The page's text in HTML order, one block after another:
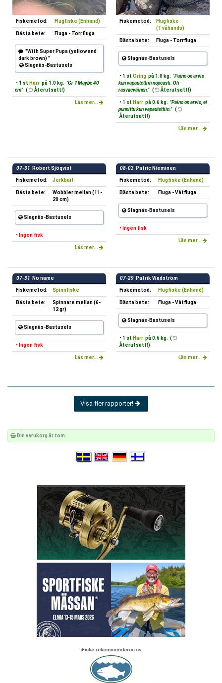
Fiskemetod: Flugfiske (Enhand)
Bästa bete: Fluga - Torrfluga
"With Super Pupa (yellow and
dark brown) "
Slagnäs-Bastusels
• 1 st Harr på 1.0 kg. "Gr ? Maybe 40
cm" ( Återutsatt!)
Läs mer...
Fiskemetod:
Flugfiske
(Tvåhands)
Bästa bete: Fluga - Torrfluga
Slagnäs-Bastusels
• 1 st Öring på 1.0 kg. "Paino on arvio
kun vapautettiin nopeasti. Oli
rasvaeväinen." ( Återutsatt!)
• 1 st Harr på 0.6 kg. "Paino on arvio, ei
punnittu kun vapautettiin." (
Återutsatt!)
Läs mer...
07-31 Robert Sjöqvist
Fiskemetod: Jerkbait
Bästa bete:
Wobbler mellan (11-
20 cm)
Slagnäs-Bastusels
• Ingen fisk
Läs mer...
08-03 Patric Nieminen
Fiskemetod: Flugfiske (Enhand)
Bästa bete: Fluga - Våtfluga
Slagnäs-Bastusels
• Ingen fisk
Läs mer...
07-31 No name
Fiskemetod: Spinnfiske
Bästa bete:
Spinnare mellan (6-
12 gr)
Slagnäs-Bastusels
• Ingen fisk
Läs mer...
07-29 Patrik Wadström
Fiskemetod: Flugfiske (Enhand)
Bästa bete: Fluga - Våtfluga
Slagnäs-Bastusels
• 1 st Harr på 0.6 kg. (
Återutsatt!)
Läs mer...
Visa fler rapporter!
Din varukorg är tom.